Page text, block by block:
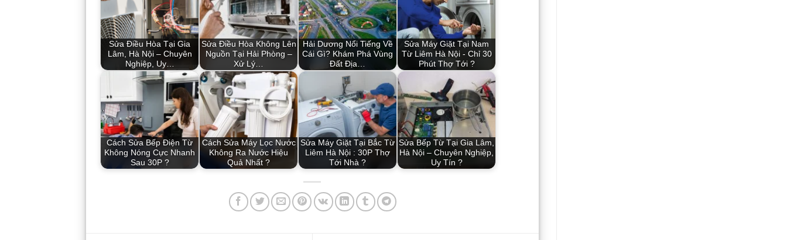
Sửa Điều Hòa Tại Gia
Lâm, Hà Nội – Chuyên
Nghiệp, Uy…
Sửa Điều Hòa Không Lên
Nguồn Tại Hải Phòng –
Xử Lý…
Hải Dương Nổi Tiếng Về
Cái Gì? Khám Phá Vùng
Đất Địa…
Sửa Máy Giặt Tại Nam
Từ Liêm Hà Nội - Chỉ 30
Phút Thợ Tới ?
Cách Sửa Bếp Điện Từ
Không Nóng Cực Nhanh
Sau 30P ?
Cách Sửa Máy Lọc Nước
Không Ra Nước Hiệu
Quả Nhất ?
Sửa Máy Giặt Tại Bắc Từ
Liêm Hà Nội : 30P Thợ
Tới Nhà ?
Sửa Bếp Từ Tại Gia Lâm,
Hà Nội – Chuyên Nghiệp,
Uy Tín ?